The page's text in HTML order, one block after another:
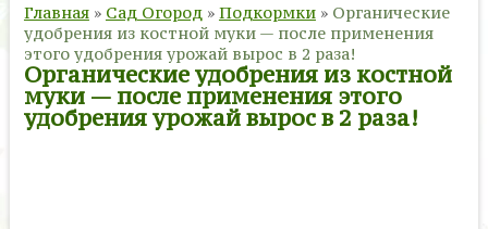
Главная » Сад Огород » Подкормки » Органические
удобрения из костной муки — после применения
этого удобрения урожай вырос в 2 раза!
Органические удобрения из костной
муки — после применения этого
удобрения урожай вырос в 2 раза!